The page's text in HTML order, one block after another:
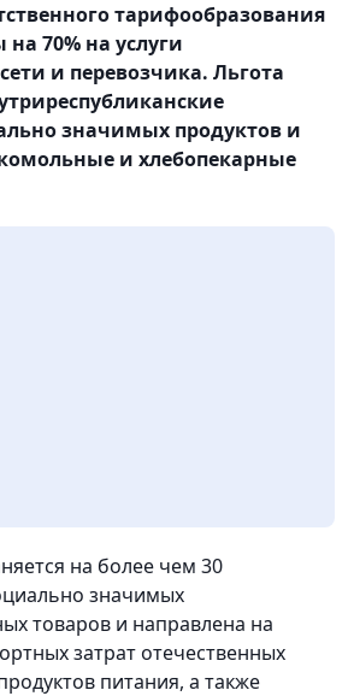
тарифообразования
70% на услуги
и перевозчика. Льгота
значимых продуктов и
и хлебопекарные
на более чем 30
значимых
товаров и направлена на
затрат отечественных
питания, а также